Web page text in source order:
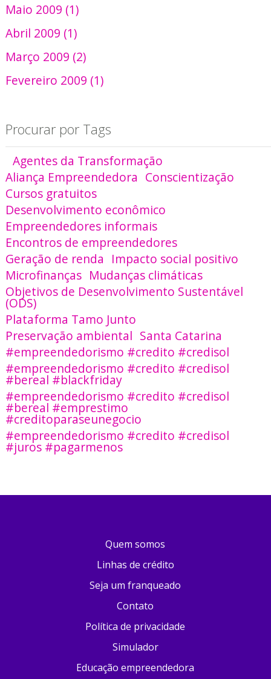
Maio 2009 (1)
Abril 2009 (1)
Março 2009 (2)
Fevereiro 2009 (1)
Procurar por Tags
Agentes da Transformação
Aliança Empreendedora Conscientização
Cursos gratuitos
Desenvolvimento econômico
Empreendedores informais
Encontros de empreendedores
Geração de renda Impacto social positivo
Microfinanças Mudanças climáticas
Objetivos de Desenvolvimento Sustentável
(ODS)
Plataforma Tamo Junto
Preservação ambiental Santa Catarina
#empreendedorismo #credito #credisol
#empreendedorismo #credito #credisol
#bereal #blackfriday
#empreendedorismo #credito #credisol
#bereal #emprestimo
#creditoparaseunegocio
#empreendedorismo #credito #credisol
#juros #pagarmenos
Quem somos
Linhas de crédito
Seja um franqueado
Contato
Política de privacidade
Simulador
Educação empreendedora